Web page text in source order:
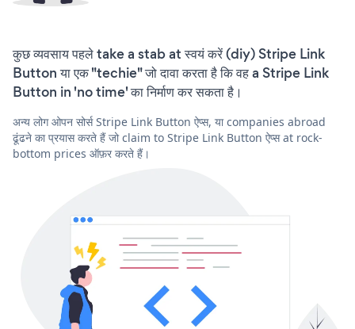
कुछ व्यवसाय पहले take a stab at स्वयं करें (diy) Stripe Link
Button या एक "techie" जो दावा करता है कि वह a Stripe Link
Button in 'no time' का निर्माण कर सकता है।
अन्य लोग ओपन सोर्स Stripe Link Button ऐप्स, या companies abroad
ढूंढने का प्रयास करते हैं जो claim to Stripe Link Button ऐप्स at rock-
bottom prices ऑफ़र करते हैं।